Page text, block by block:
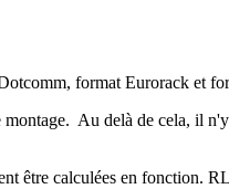
format Eurorack et
Au delà de cela, il
être calculées en fonction.